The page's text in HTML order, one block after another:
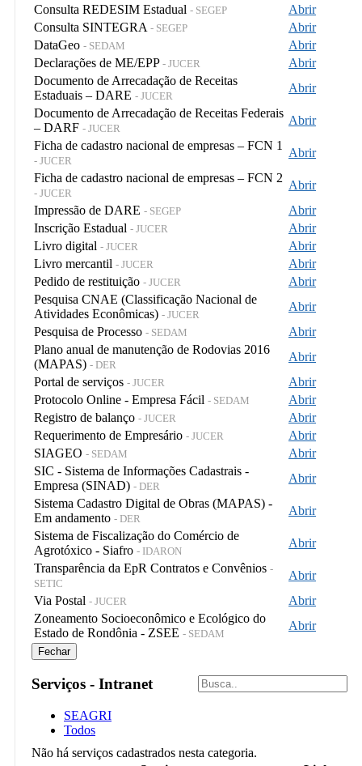
Consulta REDESIM Estadual - SEGEP
Abrir
Consulta SINTEGRA - SEGEP
Abrir
DataGeo - SEDAM
Abrir
Declarações de ME/EPP - JUCER
Abrir
Documento de Arrecadação de Receitas
Estaduais – DARE - JUCER
Abrir
Documento de Arrecadação de Receitas Federais
– DARF - JUCER
Abrir
Ficha de cadastro nacional de empresas – FCN 1
- JUCER
Abrir
Ficha de cadastro nacional de empresas – FCN 2
- JUCER
Abrir
Impressão de DARE - SEGEP
Abrir
Inscrição Estadual - JUCER
Abrir
Livro digital - JUCER
Abrir
Livro mercantil - JUCER
Abrir
Pedido de restituição - JUCER
Abrir
Pesquisa CNAE (Classificação Nacional de
Atividades Econômicas) - JUCER
Abrir
Pesquisa de Processo - SEDAM
Abrir
Plano anual de manutenção de Rodovias 2016
(MAPAS) - DER
Abrir
Portal de serviços - JUCER
Abrir
Protocolo Online - Empresa Fácil - SEDAM
Abrir
Registro de balanço - JUCER
Abrir
Requerimento de Empresário - JUCER
Abrir
SIAGEO - SEDAM
Abrir
SIC - Sistema de Informações Cadastrais -
Empresa (SINAD) - DER
Abrir
Sistema Cadastro Digital de Obras (MAPAS) -
Em andamento - DER
Abrir
Sistema de Fiscalização do Comércio de
Agrotóxico - Siafro - IDARON
Abrir
Transparência da EpR Contratos e Convênios -
SETIC
Abrir
Via Postal - JUCER
Abrir
Zoneamento Socioeconômico e Ecológico do
Estado de Rondônia - ZSEE - SEDAM
Abrir
Fechar
Serviços - Intranet
SEAGRI
Todos
Não há serviços cadastrados nesta categoria.